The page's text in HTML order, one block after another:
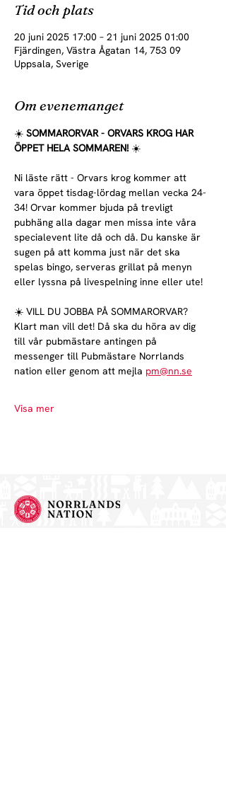
Tid och plats
20 juni 2025 17:00 – 21 juni 2025 01:00
Fjärdingen, Västra Ågatan 14, 753 09
Uppsala, Sverige
Om evenemanget
☀️ SOMMARORVAR - ORVARS KROG HAR
ÖPPET HELA SOMMAREN! ☀️
Ni läste rätt - Orvars krog kommer att
vara öppet tisdag-lördag mellan vecka 24-
34! Orvar kommer bjuda på trevligt
pubhäng alla dagar men missa inte våra
specialevent lite då och då. Du kanske är
sugen på att komma just när det ska
spelas bingo, serveras grillat på menyn
eller lyssna på livespelning inne eller ute!
☀️ VILL DU JOBBA PÅ SOMMARORVAR?
Klart man vill det! Då ska du höra av dig
till vår pubmästare antingen på
messenger till Pubmästare Norrlands
nation eller genom att mejla pm@nn.se
Visa mer